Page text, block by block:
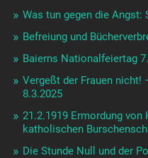
Was tun gegen die Angst:
Befreiung und
Baierns Nationalfeiertag
Vergeßt der Frauen nicht!
8.3.2025
21.2.1919 Ermordung von
katholischen
Die Stunde Null und der